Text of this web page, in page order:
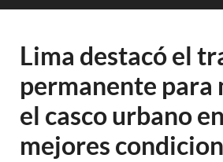
Lima destacó el
permanente para
el casco urbano
mejores